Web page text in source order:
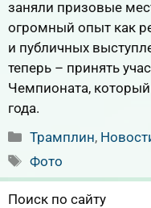
заняли призовые
огромный опыт как
и публичных
теперь – принять
Чемпионата,
года.
Рубрики
Трамплин,
Метки
Фото
Поиск по сайту